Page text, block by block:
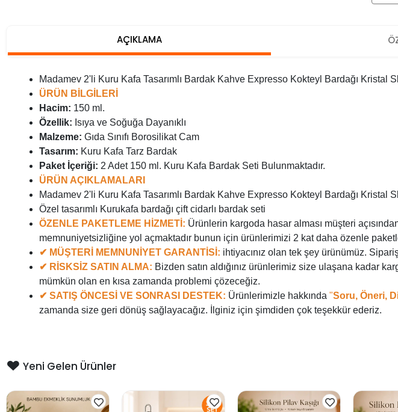
AÇIKLAMA
Madamev 2'li Kuru Kafa Tasarımlı Bardak Kahve Expresso Kokteyl Bardağı Kristal
ÜRÜN BİLGİLERİ
Hacim: 150 ml.
Özellik: Isıya ve Soğuğa Dayanıklı
Malzeme: Gıda Sınıfı Borosilikat Cam
Tasarım: Kuru Kafa Tarz Bardak
Paket İçeriği: 2 Adet 150 ml. Kuru Kafa Bardak Seti Bulunmaktadır.
ÜRÜN AÇIKLAMALARI
Madamev 2'li Kuru Kafa Tasarımlı Bardak Kahve Expresso Kokteyl Bardağı Kristal
Özel tasarımlı Kurukafa bardağı çift cidarlı bardak seti
ÖZENLE PAKETLEME HİZMETİ: Ürünlerin kargoda hasar alması müşteri
memnuniyetsizliğine yol açmaktadır bunun için ürünlerimizi 2 kat daha özenle
✔ MÜŞTERİ MEMNUNİYET GARANTİSİ: ihtiyacınız olan tek şey ürünümüz.
✔ RİSKSİZ SATIN ALMA: Bizden satın aldığınız ürünlerimiz size ulaşana kadar
mümkün olan en kısa zamanda problemi çözeceğiz.
✔ SATIŞ ÖNCESİ VE SONRASI DESTEK: Ürünlerimizle hakkında "Soru, Öneri,
zamanda size geri dönüş sağlayacağız. İlginiz için şimdiden çok teşekkür ederiz.
Yeni Gelen Ürünler